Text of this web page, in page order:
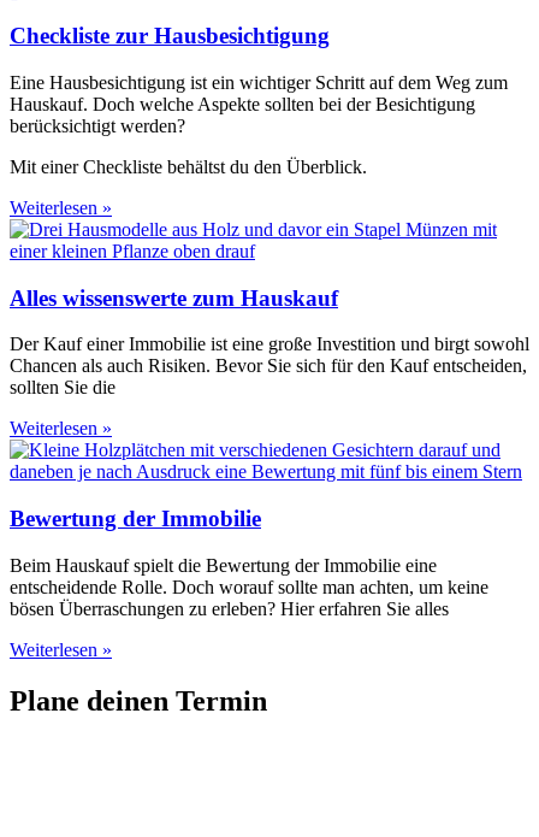
Checkliste zur Hausbesichtigung
Eine Hausbesichtigung ist ein wichtiger Schritt auf dem Weg zum
Hauskauf. Doch welche Aspekte sollten bei der Besichtigung
berücksichtigt werden?
Mit einer Checkliste behältst du den Überblick.
Weiterlesen »
Alles wissenswerte zum Hauskauf
Der Kauf einer Immobilie ist eine große Investition und birgt sowohl
Chancen als auch Risiken. Bevor Sie sich für den Kauf entscheiden,
sollten Sie die
Weiterlesen »
Bewertung der Immobilie
Beim Hauskauf spielt die Bewertung der Immobilie eine
entscheidende Rolle. Doch worauf sollte man achten, um keine
bösen Überraschungen zu erleben? Hier erfahren Sie alles
Weiterlesen »
Plane deinen Termin